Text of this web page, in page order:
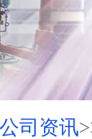
司资讯